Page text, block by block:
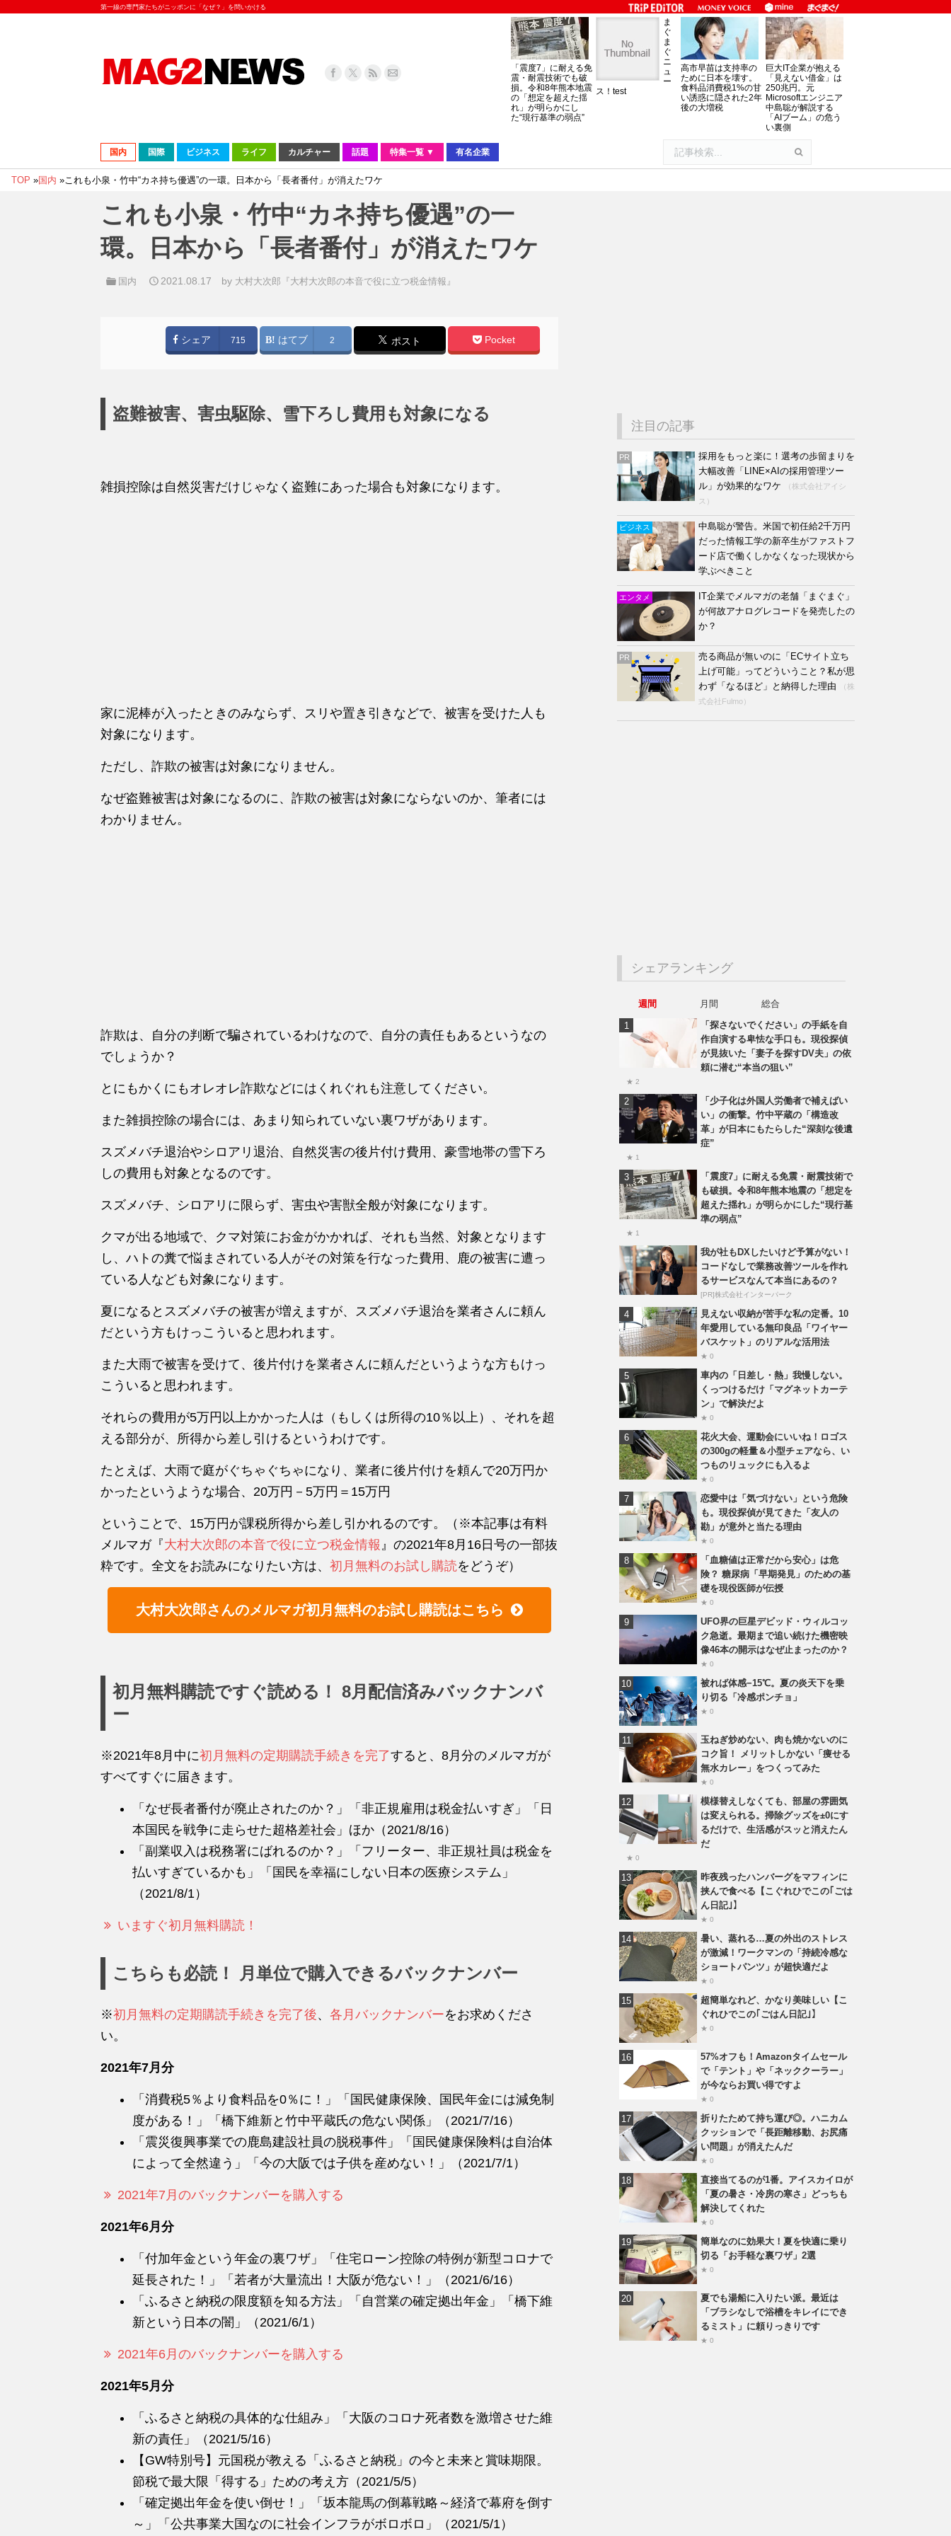
第一線の専門家たちがニッポンに「なぜ？」を問いかける
「震度7」に耐える免
震・耐震技術でも破
損。令和8年熊本地震
の「想定を超えた揺
れ」が明らかにし
た“現行基準の弱点”
ま
ぐ
ま
ぐ
ニ
ュ
ー
ス！test
高市早苗は支持率の
ために日本を壊す。
食料品消費税1%の甘
い誘惑に隠された2年
後の大増税
巨大IT企業が抱える
「見えない借金」は
250兆円。元
Microsoftエンジニア
中島聡が解説する
「AIブーム」の危う
い裏側
国内 国際 ビジネス ライフ カルチャー 話題 特集一覧 ▼ 有名企業
TOP »国内 »これも小泉・竹中“カネ持ち優遇”の一環。日本から「長者番付」が消えたワケ
これも小泉・竹中“カネ持ち優遇”の一
環。日本から「長者番付」が消えたワケ
国内 2021.08.17 by 大村大次郎『大村大次郎の本音で役に立つ税金情報』
シェア 715 はてブ 2 ポスト Pocket
盗難被害、害虫駆除、雪下ろし費用も対象になる
雑損控除は自然災害だけじゃなく盗難にあった場合も対象になります。
家に泥棒が入ったときのみならず、スリや置き引きなどで、被害を受けた人も
対象になります。
ただし、詐欺の被害は対象になりません。
なぜ盗難被害は対象になるのに、詐欺の被害は対象にならないのか、筆者には
わかりません。
詐欺は、自分の判断で騙されているわけなので、自分の責任もあるというなの
でしょうか？
とにもかくにもオレオレ詐欺などにはくれぐれも注意してください。
また雑損控除の場合には、あまり知られていない裏ワザがあります。
スズメバチ退治やシロアリ退治、自然災害の後片付け費用、豪雪地帯の雪下ろ
しの費用も対象となるのです。
スズメバチ、シロアリに限らず、害虫や害獣全般が対象になります。
クマが出る地域で、クマ対策にお金がかかれば、それも当然、対象となります
し、ハトの糞で悩まされている人がその対策を行なった費用、鹿の被害に遭っ
ている人なども対象になります。
夏になるとスズメバチの被害が増えますが、スズメバチ退治を業者さんに頼ん
だという方もけっこういると思われます。
また大雨で被害を受けて、後片付けを業者さんに頼んだというような方もけっ
こういると思われます。
それらの費用が5万円以上かかった人は（もしくは所得の10％以上）、それを超
える部分が、所得から差し引けるというわけです。
たとえば、大雨で庭がぐちゃぐちゃになり、業者に後片付けを頼んで20万円か
かったというような場合、20万円－5万円＝15万円
ということで、15万円が課税所得から差し引かれるのです。（※本記事は有料
メルマガ『大村大次郎の本音で役に立つ税金情報 』の2021年8月16日号の一部抜
粋です。全文をお読みになりたい方は、 初月無料のお試し購読をどうぞ）
大村大次郎さんのメルマガ初月無料のお試し購読はこちら
初月無料購読ですぐ読める！ 8月配信済みバックナンバ
ー
※2021年8月中に初月無料の定期購読手続きを完了すると、8月分のメルマガが
すべてすぐに届きます。
「なぜ長者番付が廃止されたのか？」「非正規雇用は税金払いすぎ」「日
本国民を戦争に走らせた超格差社会」ほか（2021/8/16）
「副業収入は税務署にばれるのか？」「フリーター、非正規社員は税金を
払いすぎているかも」「国民を幸福にしない日本の医療システム」
（2021/8/1）
いますぐ初月無料購読！
こちらも必読！ 月単位で購入できるバックナンバー
※初月無料の定期購読手続きを完了後、 各月バックナンバーをお求めくださ
い。
2021年7月分
「消費税5％より食料品を0％に！」「国民健康保険、国民年金には減免制
度がある！」「橋下維新と竹中平蔵氏の危ない関係」（2021/7/16）
「震災復興事業での鹿島建設社員の脱税事件」「国民健康保険料は自治体
によって全然違う」「今の大阪では子供を産めない！」（2021/7/1）
2021年7月のバックナンバーを購入する
2021年6月分
「付加年金という年金の裏ワザ」「住宅ローン控除の特例が新型コロナで
延長された！」「若者が大量流出！大阪が危ない！」（2021/6/16）
「ふるさと納税の限度額を知る方法」「自営業の確定拠出年金」「橋下維
新という日本の闇」（2021/6/1）
2021年6月のバックナンバーを購入する
2021年5月分
「ふるさと納税の具体的な仕組み」「大阪のコロナ死者数を激増させた維
新の責任」（2021/5/16）
【GW特別号】元国税が教える「ふるさと納税」の今と未来と賞味期限。
節税で最大限「得する」ための考え方（2021/5/5）
「確定拠出年金を使い倒せ！」「坂本龍馬の倒幕戦略～経済で幕府を倒す
～」「公共事業大国なのに社会インフラがボロボロ」（2021/5/1）
注目の記事
PR
採用をもっと楽に！選考の歩留まりを
大幅改善「LINE×AIの採用管理ツー
ル」が効果的なワケ
（株式会社アイシ
ス）
ビジネス
中島聡が警告。米国で初任給2千万円
だった情報工学の新卒生がファストフ
ード店で働くしかなくなった現状から
学ぶべきこと
エンタメ
IT企業でメルマガの老舗「まぐまぐ」
が何故アナログレコードを発売したの
か？
PR
売る商品が無いのに「ECサイト立ち
上げ可能」ってどういうこと？私が思
わず「なるほど」と納得した理由
（株
式会社Fulmo）
シェアランキング
週間 月間
総合
「探さないでください」の手紙を自
作自演する卑怯な手口も。現役探偵
が見抜いた「妻子を探すDV夫」の依
頼に潜む“本当の狙い”
★ 2
「少子化は外国人労働者で補えばい
い」の衝撃。竹中平蔵の「構造改
革」が日本にもたらした“深刻な後遺
症”
★ 1
「震度7」に耐える免震・耐震技術で
も破損。令和8年熊本地震の「想定を
超えた揺れ」が明らかにした“現行基
準の弱点”
★ 1
我が社もDXしたいけど予算がない！
コードなしで業務改善ツールを作れ
るサービスなんて本当にあるの？
[PR]株式会社インターパーク
見えない収納が苦手な私の定番。10
年愛用している無印良品「ワイヤー
バスケット」のリアルな活用法
★ 0
車内の「日差し・熱」我慢しない。
くっつけるだけ「マグネットカーテ
ン」で解決だよ
★ 0
花火大会、運動会にいいね！ロゴス
の300gの軽量＆小型チェアなら、い
つものリュックにも入るよ
★ 0
恋愛中は「気づけない」という危険
も。現役探偵が見てきた「友人の
勘」が意外と当たる理由
★ 0
「血糖値は正常だから安心」は危
険？ 糖尿病「早期発見」のための基
礎を現役医師が伝授
★ 0
UFO界の巨星デビッド・ウィルコッ
ク急逝。最期まで追い続けた機密映
像46本の開示はなぜ止まったのか？
★ 0
被れば体感−15℃。夏の炎天下を乗
り切る「冷感ポンチョ」
★ 0
玉ねぎ炒めない、肉も焼かないのに
コク旨！ メリットしかない「痩せる
無水カレー」をつくってみた
★ 0
模様替えしなくても、部屋の雰囲気
は変えられる。掃除グッズを±0にす
るだけで、生活感がスッと消えたん
だ
★ 0
昨夜残ったハンバーグをマフィンに
挟んで食べる【こぐれひでこの｢ごは
ん日記｣】
★ 0
暑い、蒸れる…夏の外出のストレス
が激減！ワークマンの「持続冷感な
ショートパンツ」が超快適だよ
★ 0
超簡単なれど、かなり美味しい【こ
ぐれひでこの｢ごはん日記｣】
★ 0
57%オフも！Amazonタイムセール
で「テント」や「ネッククーラー」
が今ならお買い得ですよ
★ 0
折りたためて持ち運び◎。ハニカム
クッションで「長距離移動、お尻痛
い問題」が消えたんだ
★ 0
直接当てるのが1番。アイスカイロが
「夏の暑さ・冷房の寒さ」どっちも
解決してくれた
★ 0
簡単なのに効果大！夏を快適に乗り
切る「お手軽な裏ワザ」2選
★ 0
夏でも湯船に入りたい派。最近は
「ブラシなしで浴槽をキレイにでき
るミスト」に頼りっきりです
★ 0